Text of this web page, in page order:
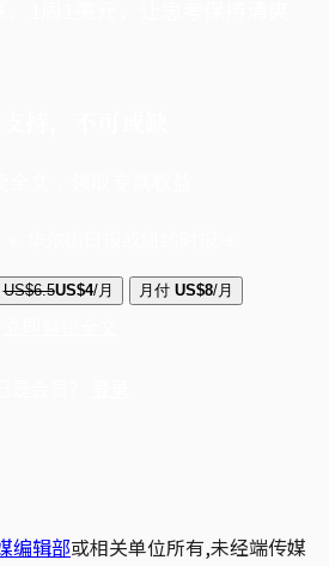
US$6.5US$4/月 月付 US$8/月
编辑部或相关单位所有,未经端传媒